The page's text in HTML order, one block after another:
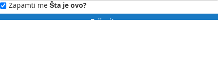
Zapamti me Šta je ovo?
Prijavite se